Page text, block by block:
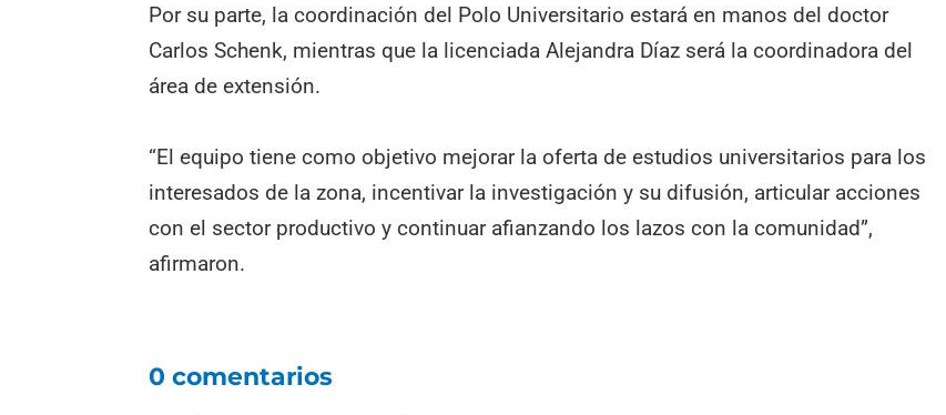
Por su parte, la coordinación del Polo Universitario estará en manos del doctor
Carlos Schenk, mientras que la licenciada Alejandra Díaz será la coordinadora del
área de extensión.
“El equipo tiene como objetivo mejorar la oferta de estudios universitarios para los
interesados de la zona, incentivar la investigación y su difusión, articular acciones
con el sector productivo y continuar afianzando los lazos con la comunidad”,
afirmaron.
0 comentarios